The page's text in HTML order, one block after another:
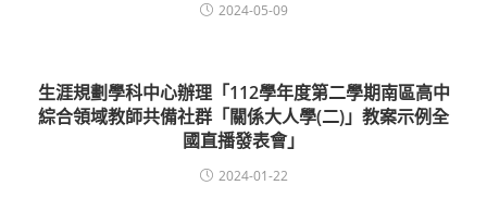
2024-05-09
生涯規劃學科中心辦理「112學年度第二學期南區高中
綜合領域教師共備社群「關係大人學(二)」教案示例全
國直播發表會」
2024-01-22